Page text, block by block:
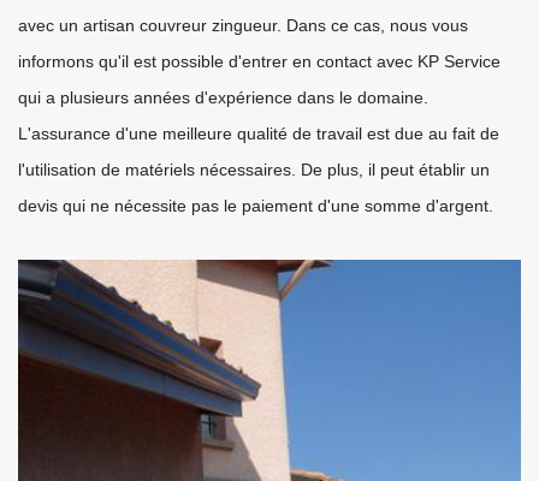
avec un artisan couvreur zingueur. Dans ce cas, nous vous
informons qu'il est possible d'entrer en contact avec KP Service
qui a plusieurs années d'expérience dans le domaine.
L'assurance d'une meilleure qualité de travail est due au fait de
l'utilisation de matériels nécessaires. De plus, il peut établir un
devis qui ne nécessite pas le paiement d'une somme d'argent.